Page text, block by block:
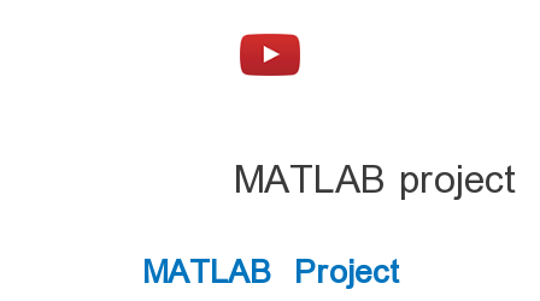
MATLAB project
MATLAB Project